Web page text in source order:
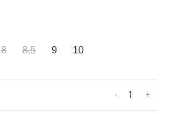
8 8.5 9 10
+
-